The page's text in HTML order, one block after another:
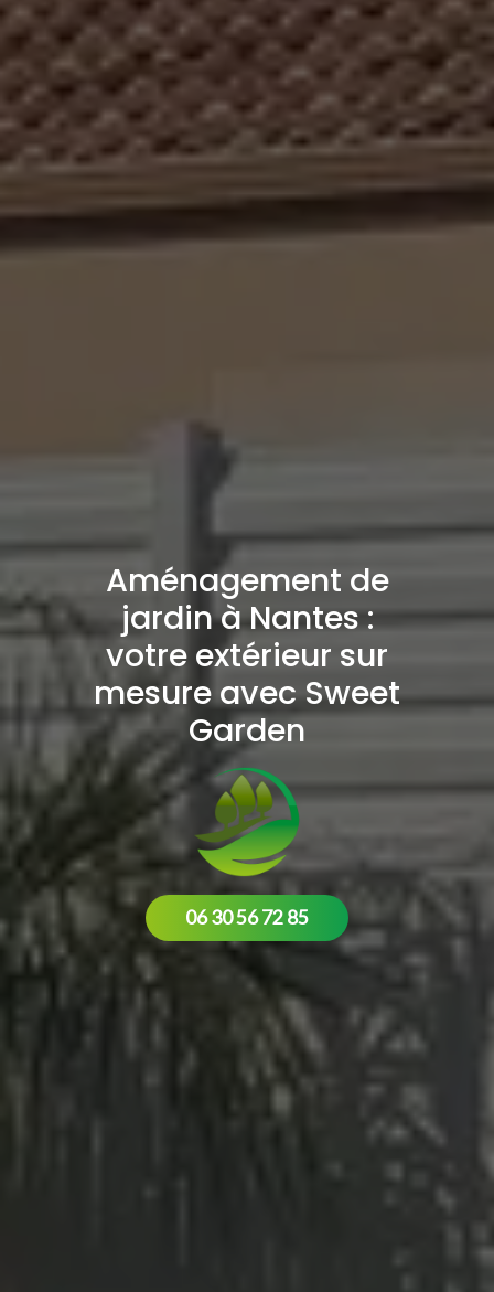
Aménagement de
jardin à Nantes :
votre extérieur sur
mesure avec Sweet
Garden
06 30 56 72 85